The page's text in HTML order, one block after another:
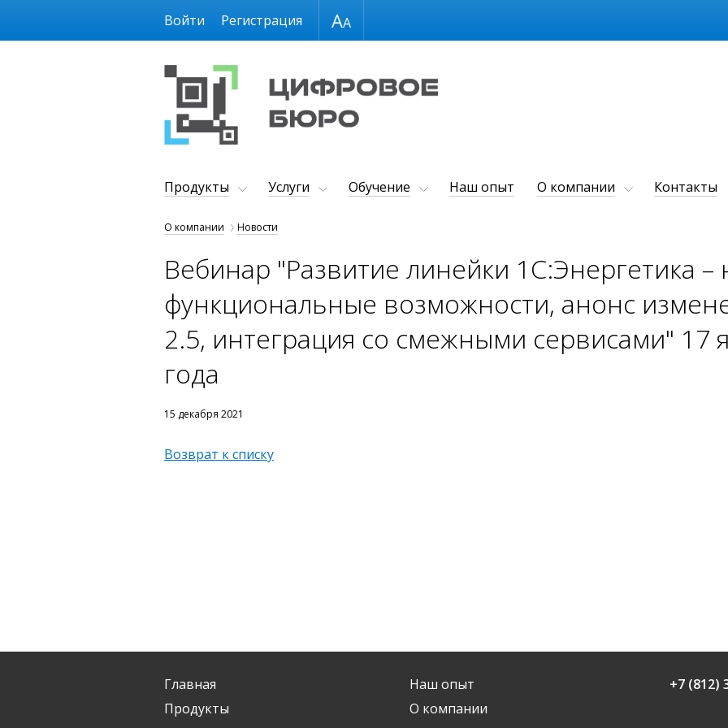
Размер шрифта
Войти Регистрация
Продукты Услуги Обучение Наш опыт О компании Контакты
О компании Новости
Вебинар "Развитие линейки 1C:Энергетика
функциональные возможности, анонс
2.5, интеграция со смежными сервисами" 17
года
15 декабря 2021
Возврат к списку
Главная
Продукты
Наш опыт
О компании
+7 (812)